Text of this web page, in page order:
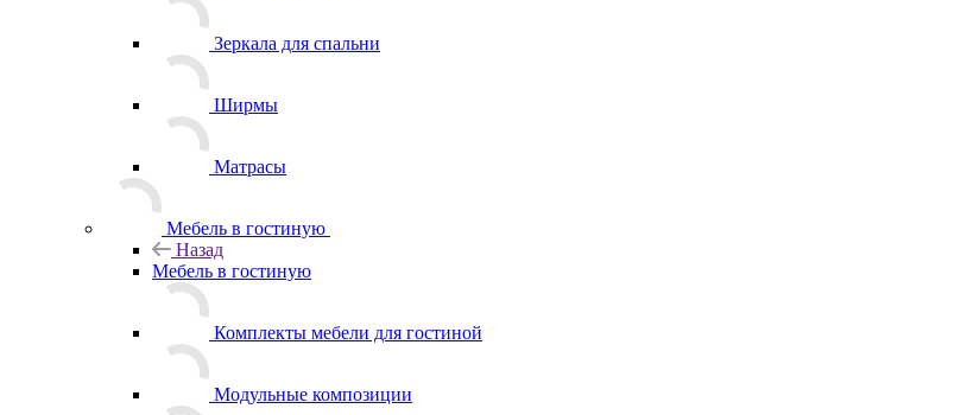
Зеркала для спальни
Ширмы
Матрасы
Мебель в гостиную
Назад
Мебель в гостиную
Комплекты мебели для гостиной
Модульные композиции